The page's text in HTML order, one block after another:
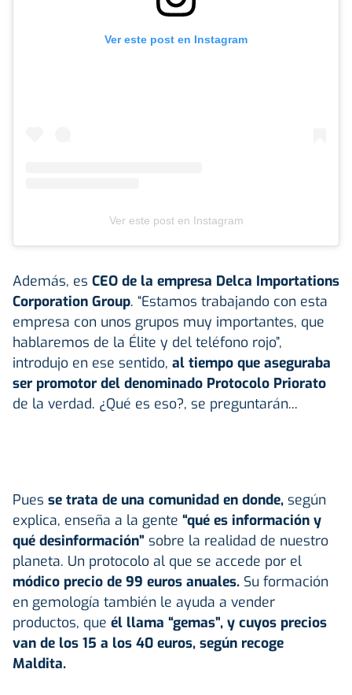
Ver este post en Instagram
Ver este post en Instagram
Además, es CEO de la empresa Delca Importations
Corporation Group. “Estamos trabajando con esta
empresa con unos grupos muy importantes, que
hablaremos de la Élite y del teléfono rojo”,
introdujo en ese sentido, al tiempo que aseguraba
ser promotor del denominado Protocolo Priorato
de la verdad. ¿Qué es eso?, se preguntarán...
Pues se trata de una comunidad en donde, según
explica, enseña a la gente “qué es información y
qué desinformación” sobre la realidad de nuestro
planeta. Un protocolo al que se accede por el
módico precio de 99 euros anuales. Su formación
en gemología también le ayuda a vender
productos, que él llama “gemas”, y cuyos precios
van de los 15 a los 40 euros, según recoge
Maldita.